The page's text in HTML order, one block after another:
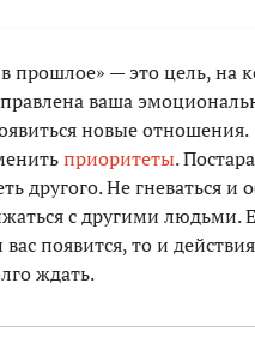
прошлое» — это цель, на
ваша
новые отношения.
приоритеты.
другого. Не гневаться и
с другими людьми.
появится, то и
ждать.